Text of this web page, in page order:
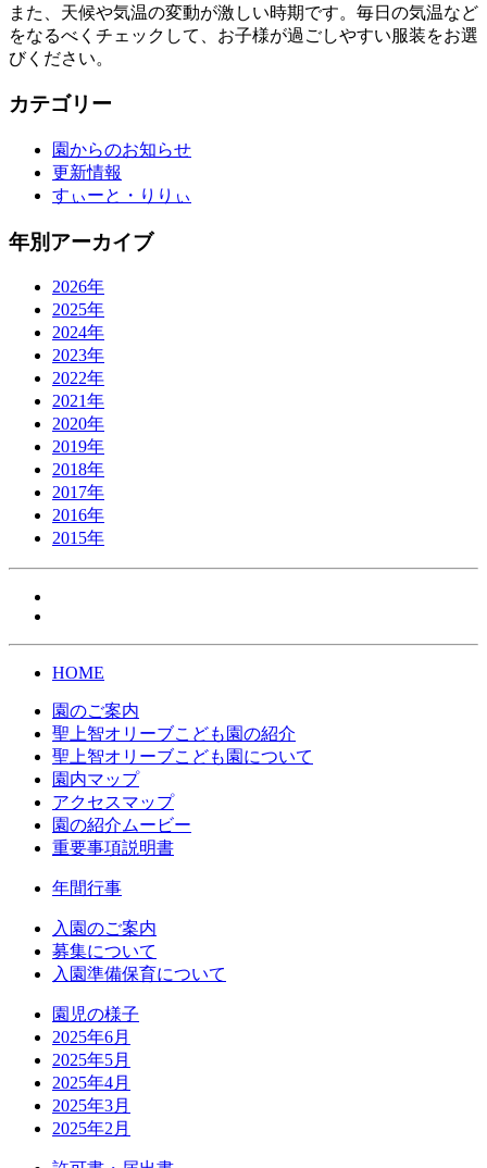
また、天候や気温の変動が激しい時期です。毎日の気温など
をなるべくチェックして、お子様が過ごしやすい服装をお選
びください。
カテゴリー
園からのお知らせ
更新情報
すぃーと・りりぃ
年別アーカイブ
2026年
2025年
2024年
2023年
2022年
2021年
2020年
2019年
2018年
2017年
2016年
2015年
HOME
園のご案内
聖上智オリーブこども園の紹介
聖上智オリーブこども園について
園内マップ
アクセスマップ
園の紹介ムービー
重要事項説明書
年間行事
入園のご案内
募集について
入園準備保育について
園児の様子
2025年6月
2025年5月
2025年4月
2025年3月
2025年2月